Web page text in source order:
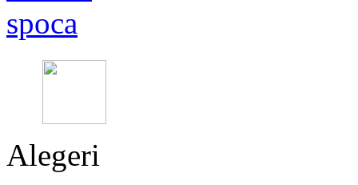
Alegeri